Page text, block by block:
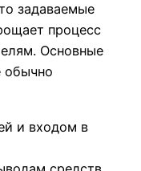
задаваемые
процесс
Основные
обычно
и входом в